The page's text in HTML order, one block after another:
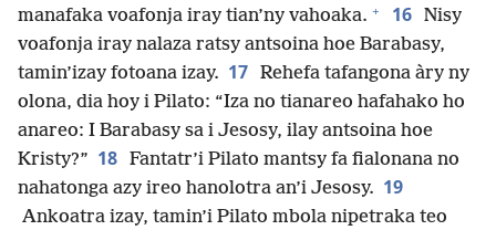
manafaka voafonja iray tian’ny vahoaka. + 16 Nisy
voafonja iray nalaza ratsy antsoina hoe Barabasy,
tamin’izay fotoana izay. 17 Rehefa tafangona àry ny
olona, dia hoy i Pilato: “Iza no tianareo hafahako ho
anareo: I Barabasy sa i Jesosy, ilay antsoina hoe
Kristy?” 18 Fantatr’i Pilato mantsy fa fialonana no
nahatonga azy ireo hanolotra an’i Jesosy. 19
Ankoatra izay, tamin’i Pilato mbola nipetraka teo